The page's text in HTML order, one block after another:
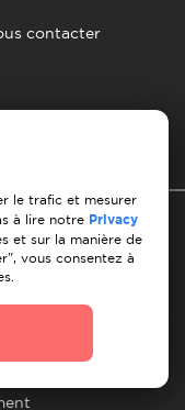
contacter
le trafic et mesurer
à lire notre Privacy
et sur la manière de
vous consentez à